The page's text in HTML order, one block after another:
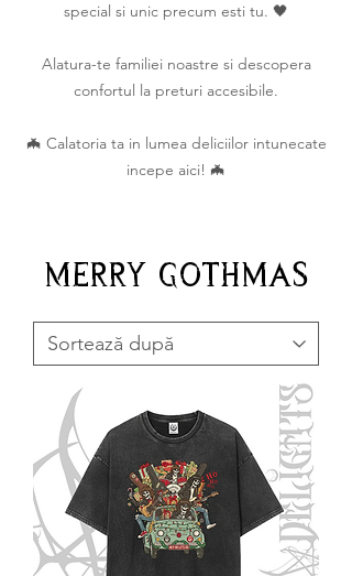
special si unic precum esti tu. 🖤
Alatura-te familiei noastre si descopera
confortul la preturi accesibile.
🦇 Calatoria ta in lumea deliciilor intunecate
incepe aici! 🦇
Merry Gothmas